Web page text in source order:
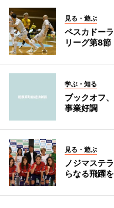
見る・遊ぶ
ペスカドー
リーグ第8節
学ぶ・知る
ブックオフ
事業好調
見る・遊ぶ
ノジマステ
らなる飛躍